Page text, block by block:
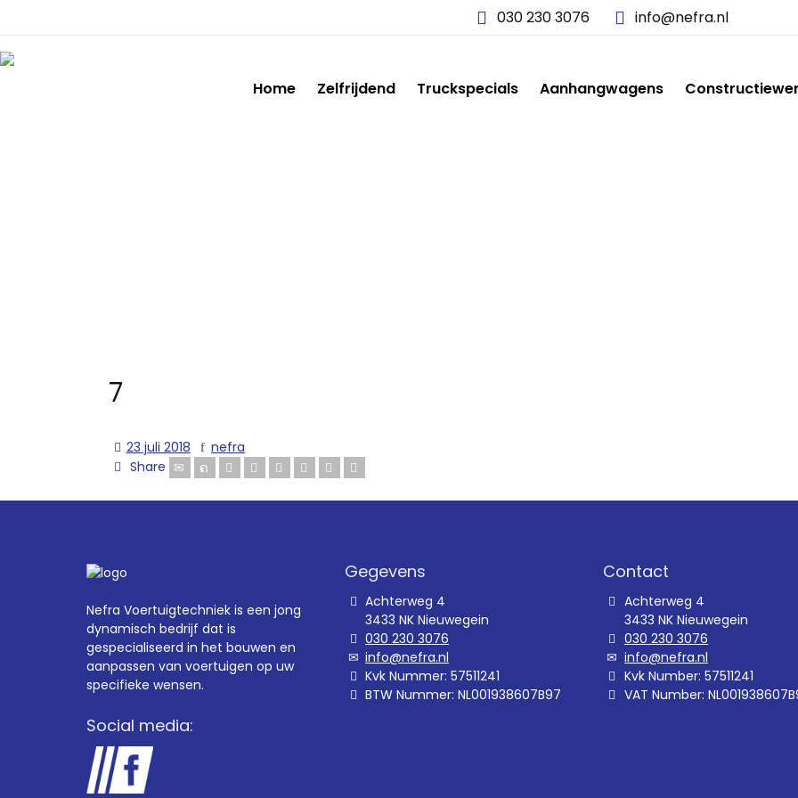
030 230 3076 info@nefra.nl
Home Zelfrijdend Truckspecials Aanhangwagens
7
23 juli 2018
nefra
Share
Nefra Voertuigtechniek is een jong
dynamisch bedrijf dat is
gespecialiseerd in het bouwen en
aanpassen van voertuigen op uw
specifieke wensen.
Social media:
Gegevens
Achterweg 4
3433 NK Nieuwegein
030 230 3076
info@nefra.nl
Kvk Nummer: 57511241
BTW Nummer: NL001938607B97
Contact
Achterweg 4
3433 NK Nieuwegein
030 230 3076
info@nefra.nl
Kvk Number: 57511241
VAT Number: